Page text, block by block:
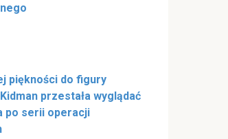
piękności do figury
przestała wyglądać
po serii operacji